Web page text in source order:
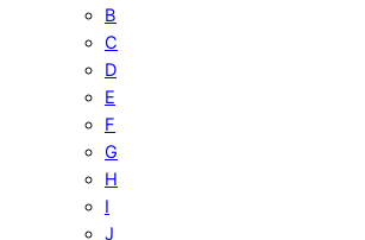
B
C
D
E
F
G
H
I
J